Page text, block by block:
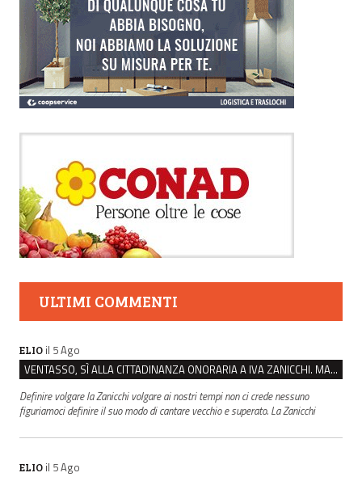
ULTIMI COMMENTI
ELIO il 5 Ago
VENTASSO, SÌ ALLA CITTADINANZA ONORARIA A IVA ZANICCHI. MA BARGIACCHI: “È DI PESSIMO GUSTO”
Definire volgare la Zanicchi volgare ai nostri tempi non ci crede nessuno
figuriamoci definire il suo modo di cantare vecchio e superato. La Zanicchi
ELIO il 5 Ago